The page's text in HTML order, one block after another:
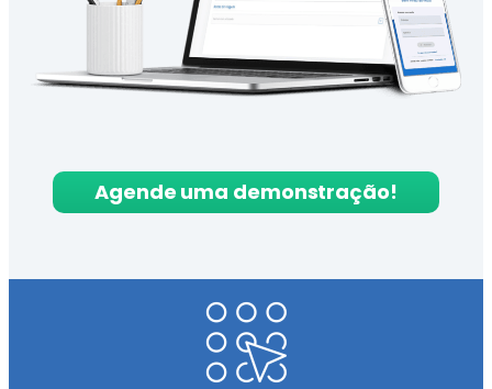
Agende uma demonstração!